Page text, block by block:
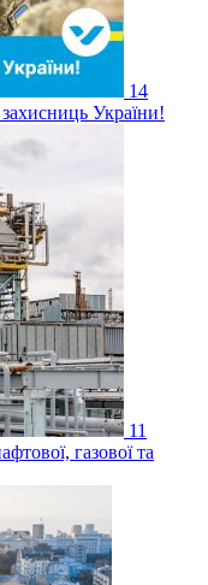
14
України!
11
газової та